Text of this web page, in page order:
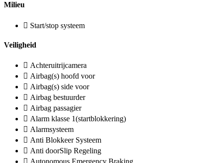
Milieu
Start/stop systeem
Veiligheid
Achteruitrijcamera
Airbag(s) hoofd voor
Airbag(s) side voor
Airbag bestuurder
Airbag passagier
Alarm klasse 1(startblokkering)
Alarmsysteem
Anti Blokkeer Systeem
Anti doorSlip Regeling
Autonomous Emergency Braking